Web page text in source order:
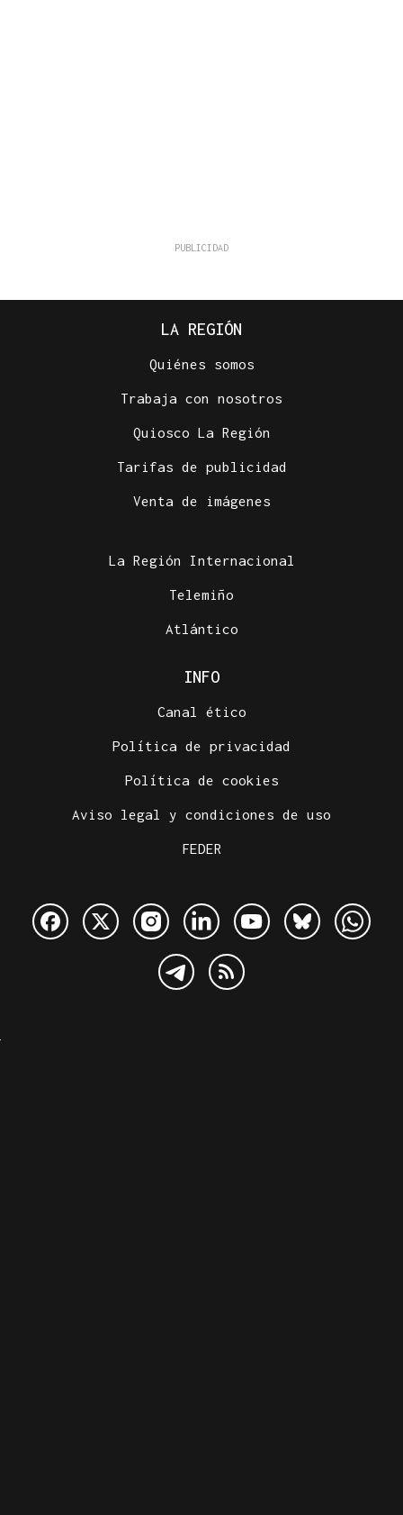
LA REGIÓN
Quiénes somos
Trabaja con nosotros
Quiosco La Región
Tarifas de publicidad
Venta de imágenes
La Región Internacional
Telemiño
Atlántico
INFO
Canal ético
Política de privacidad
Política de cookies
Aviso legal y condiciones de uso
FEDER